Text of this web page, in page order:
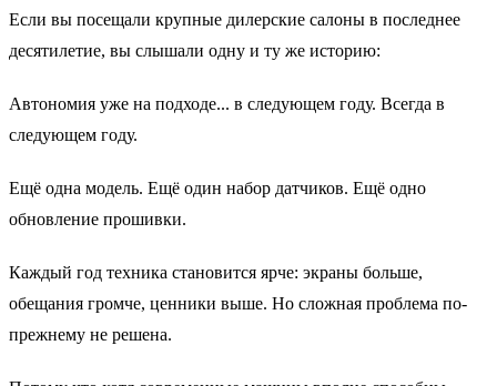
Если вы посещали крупные дилерские салоны в последнее
десятилетие, вы слышали одну и ту же историю:
Автономия уже на подходе... в следующем году. Всегда в
следующем году.
Ещё одна модель. Ещё один набор датчиков. Ещё одно
обновление прошивки.
Каждый год техника становится ярче: экраны больше,
обещания громче, ценники выше. Но сложная проблема по-
прежнему не решена.